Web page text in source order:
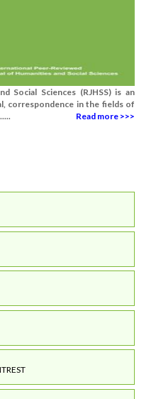
Social Sciences (RJHSS) is an
correspondence in the fields of
Read more >>>